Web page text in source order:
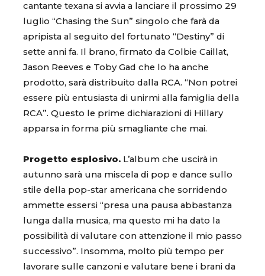
cantante texana si avvia a lanciare il prossimo 29
luglio “Chasing the Sun” singolo che farà da
apripista al seguito del fortunato “Destiny” di
sette anni fa. Il brano, firmato da Colbie Caillat,
Jason Reeves e Toby Gad che lo ha anche
prodotto, sarà distribuito dalla RCA. “Non potrei
essere più entusiasta di unirmi alla famiglia della
RCA”. Questo le prime dichiarazioni di Hillary
apparsa in forma più smagliante che mai.
Progetto esplosivo. L’album che uscirà in
autunno sarà una miscela di pop e dance sullo
stile della pop-star americana che sorridendo
ammette essersi “presa una pausa abbastanza
lunga dalla musica, ma questo mi ha dato la
possibilità di valutare con attenzione il mio passo
successivo”. Insomma, molto più tempo per
lavorare sulle canzoni e valutare bene i brani da